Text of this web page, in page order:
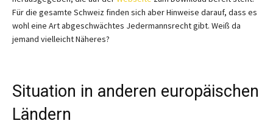
Für die gesamte Schweiz finden sich aber Hinweise darauf, dass es
wohl eine Art abgeschwächtes Jedermannsrecht gibt. Weiß da
jemand vielleicht Näheres?
Situation in anderen europäischen
Ländern